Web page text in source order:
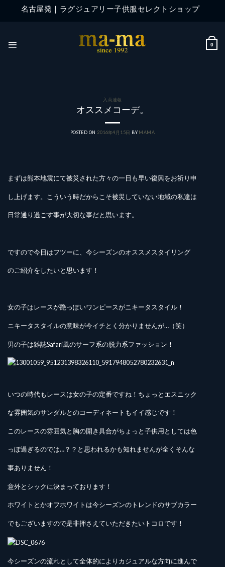
名古屋発｜ラグジュアリー子供服セレクトショップ
0
入荷速報
オススメコーデ。
POSTED ON 2016年4月15日 BY MAMA
まずは熊本地震にて被災された方々の一日も早い復興をお祈り申
し上げます。こういう時だからこそ被災していない地域の私達は
日常通り過ごす事が大切な事だと思います。
ですので今日はフツーに、今シーズンのオススメスタイリング
のご紹介をしたいと思います！
女の子はレースが艶っぽいワンピースがニキータスタイル！
ニキータスタイルの意味が今イチとく分かりませんが…（笑）
男の子は雑誌Safari風のサーフ系の脱力系ファッション！
いつの時代もレースは女の子の定番ですね！ちょっとエスニック
な雰囲気のサンダルとのコーディネートもイイ感じです！
このレースの雰囲気と胸の開き具合がちょっと子供用としては色
っぽ過ぎるのでは…？？と思われるかも知れませんが全くそんな
事ありません！
意外とシックに決まっております！
ホワイトとかオフホワイトは今シーズンのトレンドのサブカラー
でもございますので是非押さえていただきたいトコロです！
今シーズンの流れとして全体的によりカジュアルな方向に進んで